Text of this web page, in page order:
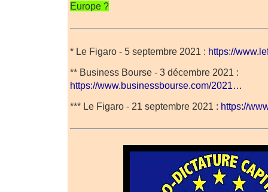
Europe ?
* Le Figaro - 5 septembre 2021 : https://
** Business Bourse - 3 décembre 2021 :
https://www.businessbourse.com/2021…
*** Le Figaro - 21 septembre 2021 : https://